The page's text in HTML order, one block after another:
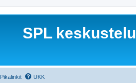
SPL keskustelu
Pikalinkit UKK